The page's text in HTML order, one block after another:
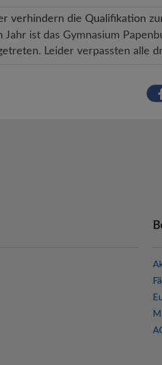
verhindern die Qualifikation
Jahr ist das Gymnasium
Leider verpassten alle